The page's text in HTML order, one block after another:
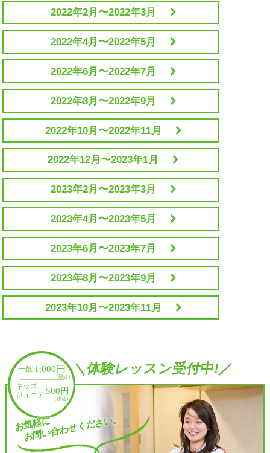
2022年2月〜2022年3月
2022年4月〜2022年5月
2022年6月〜2022年7月
2022年8月〜2022年9月
2022年10月〜2022年11月
2022年12月〜2023年1月
2023年2月〜2023年3月
2023年4月〜2023年5月
2023年6月〜2023年7月
2023年8月〜2023年9月
2023年10月〜2023年11月
＼体験レッスン受付中!／
お気軽に
お問い合わせください。